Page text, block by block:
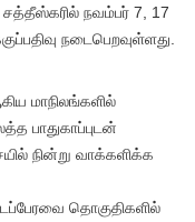
நவம்பர் 7, 17
நடைபெறவுள்ளது.
மாநிலங்களில்
பாதுகாப்புடன்
நின்று வாக்களிக்க
தொகுதிகளில்